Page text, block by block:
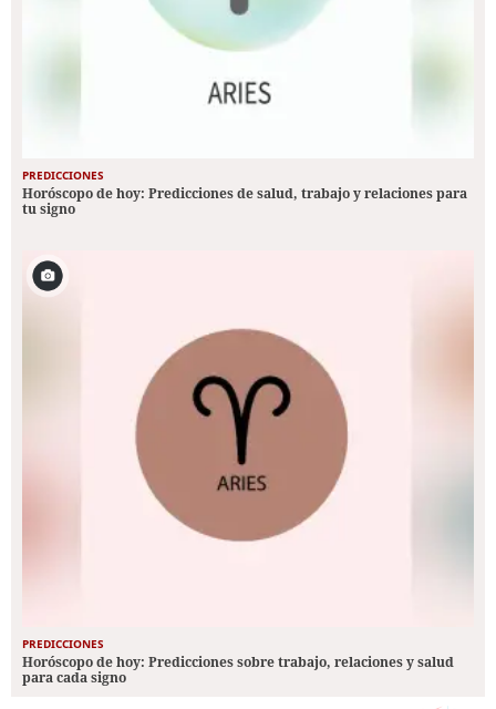
PREDICCIONES
Horóscopo de hoy: Predicciones de salud, trabajo y relaciones para
tu signo
PREDICCIONES
Horóscopo de hoy: Predicciones sobre trabajo, relaciones y salud
para cada signo